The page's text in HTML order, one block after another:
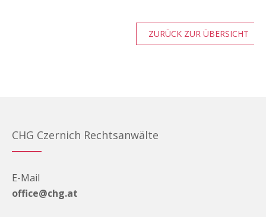
ZURÜCK ZUR ÜBERSICHT
CHG Czernich Rechtsanwälte
E-Mail
office@chg.at